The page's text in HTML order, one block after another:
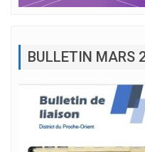
BULLETIN MARS